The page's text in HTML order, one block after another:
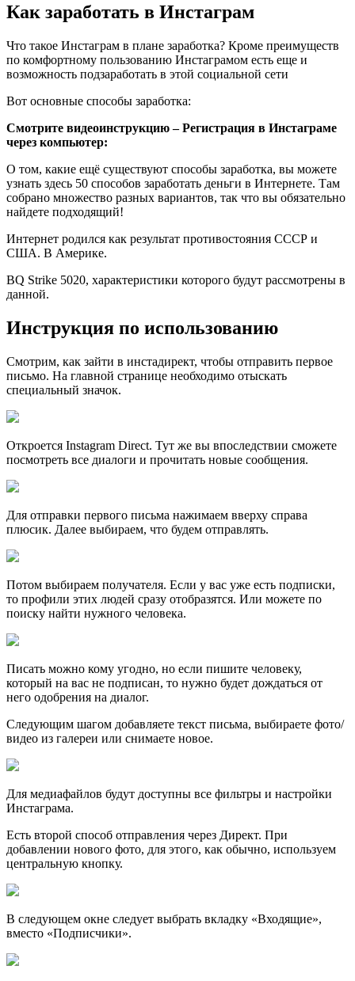
Как заработать в Инстаграм
Что такое Инстаграм в плане заработка? Кроме преимуществ
по комфортному пользованию Инстаграмом есть еще и
возможность подзаработать в этой социальной сети
Вот основные способы заработка:
Смотрите видеоинструкцию – Регистрация в Инстаграме
через компьютер:
О том, какие ещё существуют способы заработка, вы можете
узнать здесь 50 способов заработать деньги в Интернете. Там
собрано множество разных вариантов, так что вы обязательно
найдете подходящий!
Интернет родился как результат противостояния СССР и
США. В Америке.
BQ Strike 5020, характеристики которого будут рассмотрены в
данной.
Инструкция по использованию
Смотрим, как зайти в инстадирект, чтобы отправить первое
письмо. На главной странице необходимо отыскать
специальный значок.
Откроется Instagram Direct. Тут же вы впоследствии сможете
посмотреть все диалоги и прочитать новые сообщения.
Для отправки первого письма нажимаем вверху справа
плюсик. Далее выбираем, что будем отправлять.
Потом выбираем получателя. Если у вас уже есть подписки,
то профили этих людей сразу отобразятся. Или можете по
поиску найти нужного человека.
Писать можно кому угодно, но если пишите человеку,
который на вас не подписан, то нужно будет дождаться от
него одобрения на диалог.
Следующим шагом добавляете текст письма, выбираете фото/
видео из галереи или снимаете новое.
Для медиафайлов будут доступны все фильтры и настройки
Инстаграма.
Есть второй способ отправления через Директ. При
добавлении нового фото, для этого, как обычно, используем
центральную кнопку.
В следующем окне следует выбрать вкладку «Входящие»,
вместо «Подписчики».